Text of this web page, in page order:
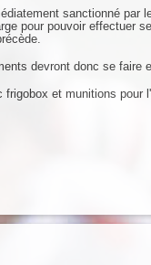
sanctionné par
pour pouvoir effectuer
devront donc se faire
frigobox et munitions pour